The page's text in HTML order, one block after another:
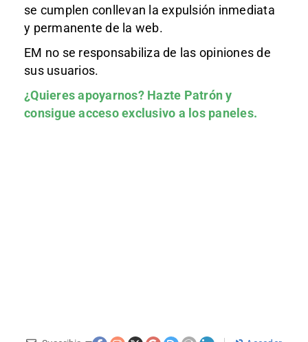
se cumplen conllevan la expulsión inmediata
y permanente de la web.
EM no se responsabiliza de las opiniones de
sus usuarios.
¿Quieres apoyarnos? Hazte Patróny
consigue acceso exclusivo a los paneles.